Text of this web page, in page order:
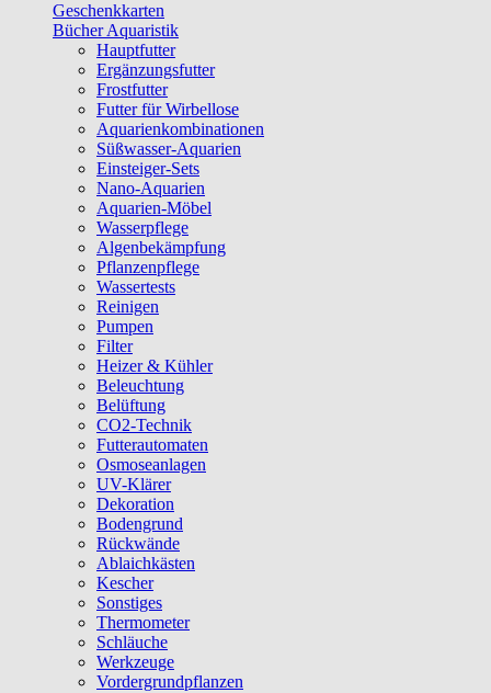
Geschenkkarten
Bücher Aquaristik
Hauptfutter
Ergänzungsfutter
Frostfutter
Futter für Wirbellose
Aquarienkombinationen
Süßwasser-Aquarien
Einsteiger-Sets
Nano-Aquarien
Aquarien-Möbel
Wasserpflege
Algenbekämpfung
Pflanzenpflege
Wassertests
Reinigen
Pumpen
Filter
Heizer & Kühler
Beleuchtung
Belüftung
CO2-Technik
Futterautomaten
Osmoseanlagen
UV-Klärer
Dekoration
Bodengrund
Rückwände
Ablaichkästen
Kescher
Sonstiges
Thermometer
Schläuche
Werkzeuge
Vordergrundpflanzen